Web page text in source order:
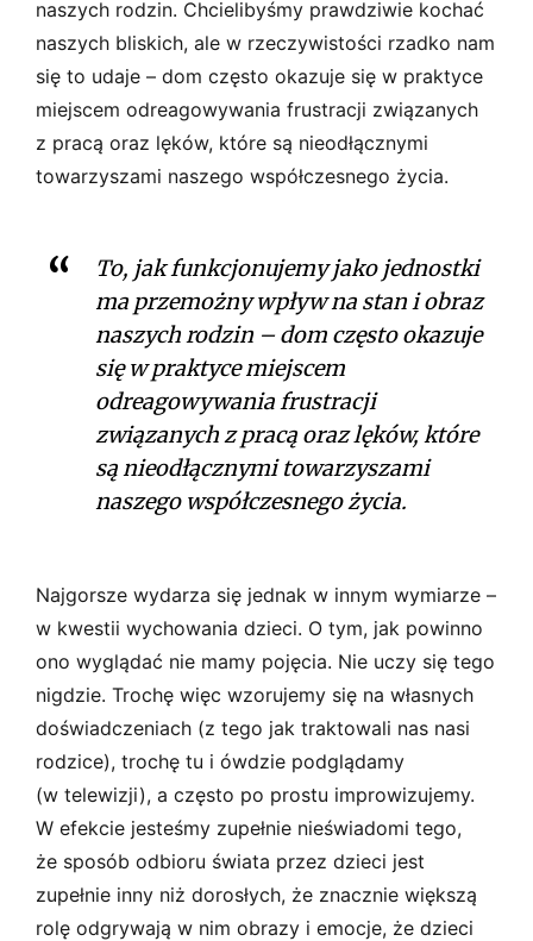
naszych rodzin. Chcielibyśmy prawdziwie kochać
naszych bliskich, ale w rzeczywistości rzadko nam
się to udaje – dom często okazuje się w praktyce
miejscem odreagowywania frustracji związanych
z pracą oraz lęków, które są nieodłącznymi
towarzyszami naszego współczesnego życia.
To, jak funkcjonujemy jako jednostki
ma przemożny wpływ na stan i obraz
naszych rodzin – dom często okazuje
się w praktyce miejscem
odreagowywania frustracji
związanych z pracą oraz lęków, które
są nieodłącznymi towarzyszami
naszego współczesnego życia.
Najgorsze wydarza się jednak w innym wymiarze –
w kwestii wychowania dzieci. O tym, jak powinno
ono wyglądać nie mamy pojęcia. Nie uczy się tego
nigdzie. Trochę więc wzorujemy się na własnych
doświadczeniach (z tego jak traktowali nas nasi
rodzice), trochę tu i ówdzie podglądamy
(w telewizji), a często po prostu improwizujemy.
W efekcie jesteśmy zupełnie nieświadomi tego,
że sposób odbioru świata przez dzieci jest
zupełnie inny niż dorosłych, że znacznie większą
rolę odgrywają w nim obrazy i emocje, że dzieci